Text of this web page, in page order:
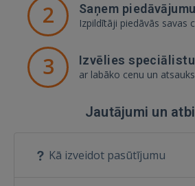
2 Saņem
Izpildītāji piedāvās savas
3 Izvēlies speciālistu
ar labāko cenu un
Jautājumi un
Kā izveidot pasūtījumu